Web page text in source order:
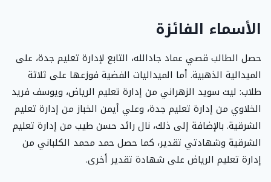
الأسماء الفائزة
حصل الطالب قصي عماد جادالله، التابع لإدارة تعليم جدة، على
الميدالية الذهبية. أما الميداليات الفضية فوزعها على ثلاثة
طلاب: ليث سويد الزهراني من إدارة تعليم الرياض، ويوسف فريد
الخلاوي من إدارة تعليم جدة، وعلي أيمن الخباز من إدارة تعليم
الشرقية. بالإضافة إلى ذلك، نال رائد حسن طيب من إدارة تعليم
الشرقية وشهادتي تقدير، كما حصل حمد محمد الكلباني من
إدارة تعليم الرياض على شهادة تقدير أخرى.